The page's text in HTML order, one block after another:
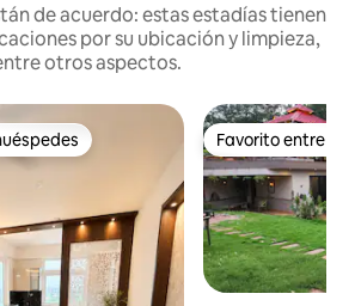
de acuerdo: estas estadías tienen
por su ubicación y limpieza,
otros aspectos.
más destacadosFavorito entre
Favorito entre